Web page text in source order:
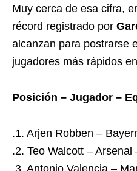
Muy cerca de esa cifra,
récord registrado por
alcanzan para postrarse
jugadores más rápidos
Posición – Jugador –
.1. Arjen Robben –
.2. Teo Walcott – Arsenal
.3. Antonio Valencia –